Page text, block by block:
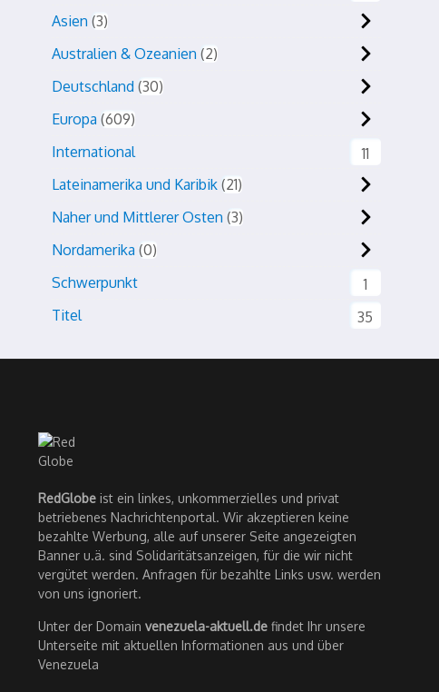
Asien 3
Australien & Ozeanien 2
Deutschland 30
Europa 609
International
11
Lateinamerika und Karibik 21
Naher und Mittlerer Osten 3
Nordamerika 0
Schwerpunkt
1
Titel
35
RedGlobe ist ein linkes, unkommerzielles und privat
betriebenes Nachrichtenportal. Wir akzeptieren keine
bezahlte Werbung, alle auf unserer Seite angezeigten
Banner u.ä. sind Solidaritätsanzeigen, für die wir nicht
vergütet werden. Anfragen für bezahlte Links usw. werden
von uns ignoriert.
Unter der Domain venezuela-aktuell.de findet Ihr unsere
Unterseite mit aktuellen Informationen aus und über
Venezuela